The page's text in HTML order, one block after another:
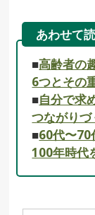
あわせて
■高齢者の
6つとその
■自分で求
つながりづ
■60代〜70
100年時代